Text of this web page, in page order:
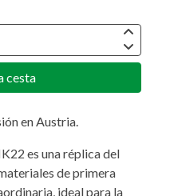
cesta
en Austria.
es una réplica del
de primera
ideal para la